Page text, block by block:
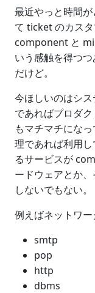
最近やっと時間
て ticket のカスタ
component と
いう感触を得つ
だけど。
今ほしいのはシ
であればプロダ
もマチマチにな
理であれば利用
るサービスが
ードウェアとか
しないでもない。
例えばネットワ
smtp
pop
http
dbms